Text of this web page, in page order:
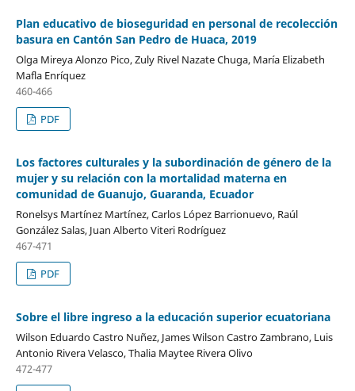
Plan educativo de bioseguridad en personal de recolección
basura en Cantón San Pedro de Huaca, 2019
Olga Mireya Alonzo Pico, Zuly Rivel Nazate Chuga, María Elizabeth
Mafla Enríquez
460-466
PDF
Los factores culturales y la subordinación de género de la
mujer y su relación con la mortalidad materna en
comunidad de Guanujo, Guaranda, Ecuador
Ronelsys Martínez Martínez, Carlos López Barrionuevo, Raúl
González Salas, Juan Alberto Viteri Rodríguez
467-471
PDF
Sobre el libre ingreso a la educación superior ecuatoriana
Wilson Eduardo Castro Nuñez, James Wilson Castro Zambrano, Luis
Antonio Rivera Velasco, Thalia Maytee Rivera Olivo
472-477